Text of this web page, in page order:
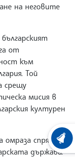
на неговите
от
към
Той
срещу
мисия в
културен
омраза спрямо
държава.